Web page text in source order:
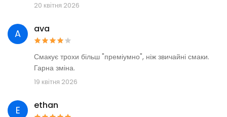
20 квітня 2026
A ava
Смакує трохи більш "преміумно", ніж звичайні смаки.
Гарна зміна.
19 квітня 2026
E ethan